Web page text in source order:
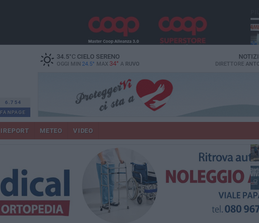
6.754
FANPAGE
34.5°CCIELO SERENO
OGGI MIN 24.5° MAX 34° A RUVO DIRETTORE
IREPORT METEO VIDEO